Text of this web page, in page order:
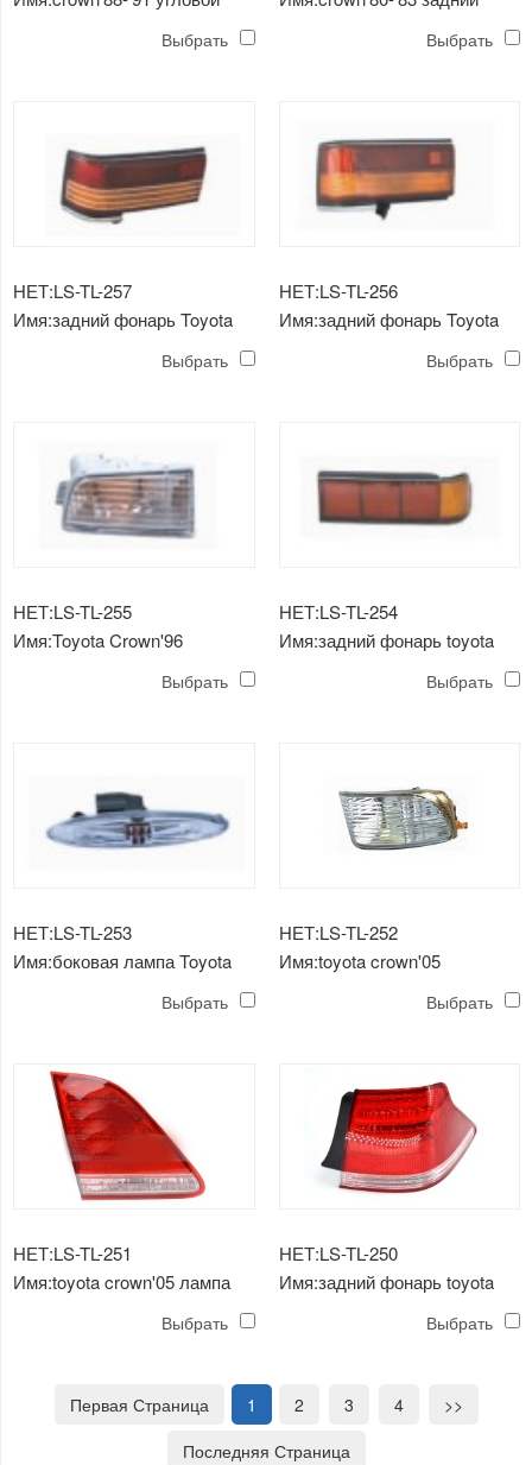
Выбрать Выбрать
НЕТ:LS-TL-257
Имя:задний фонарь Toyota
Выбрать
НЕТ:LS-TL-256
Имя:задний фонарь Toyota
Выбрать
НЕТ:LS-TL-255
Имя:Toyota Crown'96
Выбрать
НЕТ:LS-TL-254
Имя:задний фонарь toyota
Выбрать
НЕТ:LS-TL-253
Имя:боковая лампа Toyota
Выбрать
НЕТ:LS-TL-252
Имя:toyota crown'05
Выбрать
НЕТ:LS-TL-251
Имя:toyota crown'05 лампа
Выбрать
НЕТ:LS-TL-250
Имя:задний фонарь toyota
Выбрать
Первая Страница 1 2 3 4
>>
Последняя Страница